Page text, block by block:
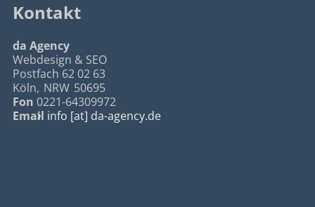
Kontakt
da Agency
Webdesign & SEO
Postfach 62 02 63
Köln, NRW 50695
Fon 0221-64309972
Email info [at] da-agency.de